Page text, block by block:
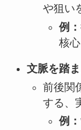
や狙い
例：
核
文脈を踏
前後関
する、
例：